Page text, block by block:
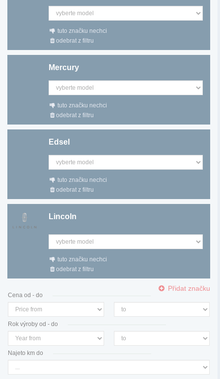
tuto značku nechci
odebrat z filtru
Mercury
tuto značku nechci
odebrat z filtru
Edsel
tuto značku nechci
odebrat z filtru
Lincoln
tuto značku nechci
odebrat z filtru
Přidat značku
Cena od - do
Rok výroby od - do
Najeto km do